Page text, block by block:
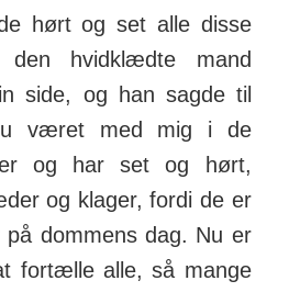
hørt og set alle disse
hvidklædte mand
side, og han sagde til
været med mig i de
og har set og hørt,
og klager, fordi de er
dommens dag. Nu er
fortælle alle, så mange